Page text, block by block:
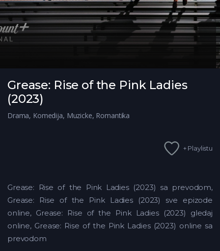
Grease: Rise of the Pink Ladies
(2023)
Drama, Komedija, Muzicke, Romantika
+ Playlistu
Grease: Rise of the Pink Ladies (2023) sa prevodom,
Grease: Rise of the Pink Ladies (2023) sve epizode
online, Grease: Rise of the Pink Ladies (2023) gledaj
online, Grease: Rise of the Pink Ladies (2023) online sa
prevodom